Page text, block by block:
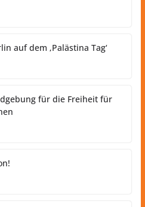
auf dem ‚Palästina Tag‘
für die Freiheit für